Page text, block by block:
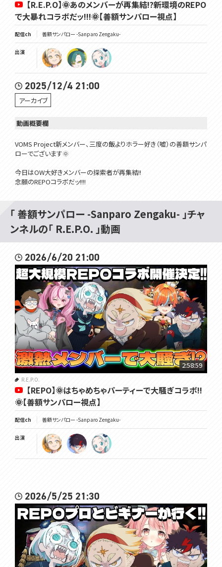
【R.E.P.O】🌞あのメンバーが再集結!?新環境のREPO
で大暴れコラボだッ!!!🌞【善額サンパロー視点】
配信ch 善額サンパロー -Sanparo Zengaku-
出演
2025/12/4 21:00
アーカイブ
動画概要欄
VOMS Project新メンバー、三度の飯よりホラー好き（嘘）の善額サンパ
ローでございます🌞
今日はOW大好きメンバーの探索者が再集結!!
念願のREPOコラボだッ!!!!
前回のR.E.P.Oでもうこのゲームの『全て』を理解したサンパローだった
が恐らく俺はへたっぴだ!!
今日集まってもらったメンバーの皆さんには... ...Mobが味方にも一人
増えてる状態と思っていただきましょう🔥
先頭は任せました。
最強の探索メンバー👇
ガッチマンV/ガッチマン@gatchmanV666
兎鞠まり@TOMARI_MARI
天羽衣@Amaui
羽渦ミウネル@Miuneru
植峰ノルジュ@UemineNoruju
今日遊ぶゲーム!!👇
https://store.steampowered.com/app/3167020/_/
☀━━━━━━━━━━━━━━━━━━━━━━☀
🌞笑顔になるTwitter☟
https://twitter.com/Sanparo_Z
🌞チャンネル登録と高評価を...押せェーーーｯ☟
https://www.youtube.com/@UCIEBSYfCdoSwkeWu9Odhkgg
🌞VOMS公式HP☟
https://voms.net/
🌞VOMS公式ﾁｬﾝﾈｫｩ☟
覚悟を決めろ🌞
#太曜ロードショー #vomsproject #repo
「 善額サンパロー -Sanparo Zengaku- 」チャ
ンネルの「 R.E.P.O. 」動画
2026/6/20 21:00
2:58:59
R.E.P.O.
【REPO】🌞はちゃめちゃパーティーで大騒ぎコラボ!!
🌞【善額サンパロー視点】
配信ch 善額サンパロー -Sanparo Zengaku-
出演
2026/5/25 21:30